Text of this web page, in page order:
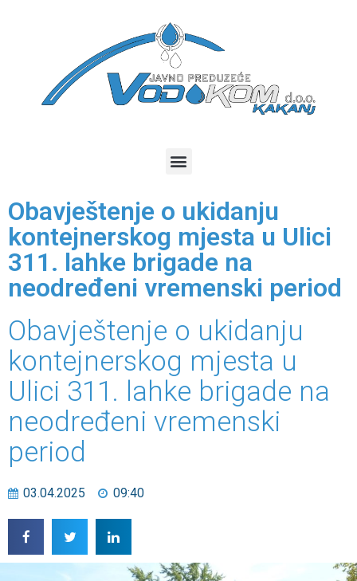
Obavještenje o ukidanju
kontejnerskog mjesta u Ulici
311. lahke brigade na
neodređeni vremenski period
Obavještenje o ukidanju
kontejnerskog mjesta u
Ulici 311. lahke brigade na
neodređeni vremenski
period
03.04.2025 09:40